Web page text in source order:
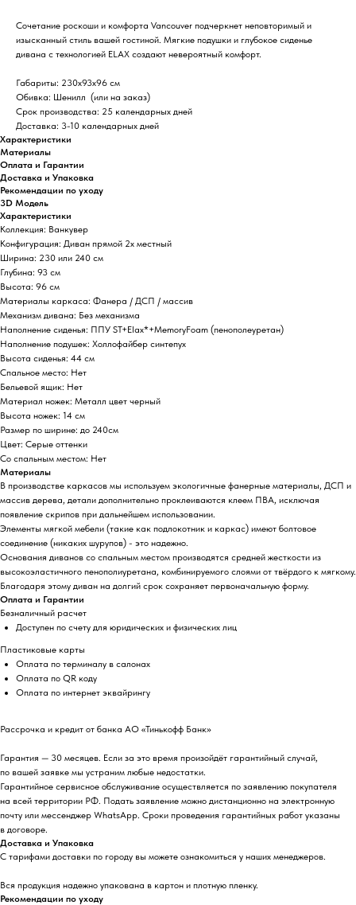
Сочетание роскоши и комфорта Vancouver подчеркнет неповторимый и
изысканный стиль вашей гостиной. Мягкие подушки и глубокое сиденье
дивана с технологией ELAX создают невероятный комфорт.
Габариты: 230х93х96 см
Обивка: Шенилл (или на заказ)
Срок производства: 25 календарных дней
Доставка: 3-10 календарных дней
Характеристики
Материалы
Оплата и Гарантии
Доставка и Упаковка
Рекомендации по уходу
3D Модель
Характеристики
Коллекция: Ванкувер
Конфигурация: Диван прямой 2х местный
Ширина: 230 или 240 см
Глубина: 93 см
Высота: 96 см
Материалы каркаса: Фанера / ДСП / массив
Механизм дивана: Без механизма
Наполнение сиденья: ППУ ST+Elax*+MemoryFoam (пенополеуретан)
Наполнение подушек: Холлофайбер синтепух
Высота сиденья: 44 см
Спальное место: Нет
Бельевой ящик: Нет
Материал ножек: Металл цвет черный
Высота ножек: 14 см
Размер по ширине: до 240см
Цвет: Серые оттенки
Со спальным местом: Нет
Материалы
В производстве каркасов мы используем экологичные фанерные материалы, ДСП и
массив дерева, детали дополнительно проклеиваются клеем ПВА, исключая
появление скрипов при дальнейшем использовании.
Элементы мягкой мебели (такие как подлокотник и каркас) имеют болтовое
соединение (никаких шурупов) - это надежно.
Основания диванов со спальным местом производятся средней жесткости из
высокоэластичного пенополиуретана, комбинируемого слоями от твёрдого к мягкому.
Благодаря этому диван на долгий срок сохраняет первоначальную форму.
Оплата и Гарантии
Безналичный расчет
Доступен по счету для юридических и физических лиц
Пластиковые карты
Оплата по терминалу в салонах
Оплата по QR коду
Оплата по интернет эквайрингу
Рассрочка и кредит от банка АО «Тинькофф Банк»
Гарантия — 30 месяцев. Если за это время произойдёт гарантийный случай,
по вашей заявке мы устраним любые недостатки.
Гарантийное сервисное обслуживание осуществляется по заявлению покупателя
на всей территории РФ. Подать заявление можно дистанционно на электронную
почту или мессенджер WhatsApp. Сроки проведения гарантийных работ указаны
в договоре.
Доставка и Упаковка
С тарифами доставки по городу вы можете ознакомиться у наших менеджеров.
Вся продукция надежно упакована в картон и плотную пленку.
Рекомендации по уходу